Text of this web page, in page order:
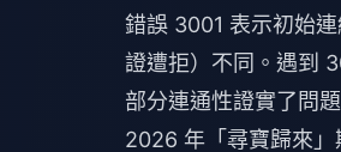
錯誤 3001 表示初始
證遭拒）不同。遇到
部分連通性證實了問
2026 年「尋寶歸來」